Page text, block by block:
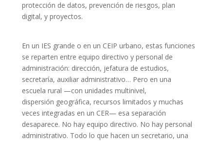
protección de datos, prevención de riesgos, plan
digital, y proyectos.
En un IES grande o en un CEIP urbano, estas funciones
se reparten entre equipo directivo y personal de
administración: dirección, jefatura de estudios,
secretaría, auxiliar administrativo… Pero en una
escuela rural —con unidades multinivel,
dispersión geográfica, recursos limitados y muchas
veces integradas en un CER— esa separación
desaparece. No hay equipo directivo. No hay personal
administrativo. Todo lo que hacen un secretario, una